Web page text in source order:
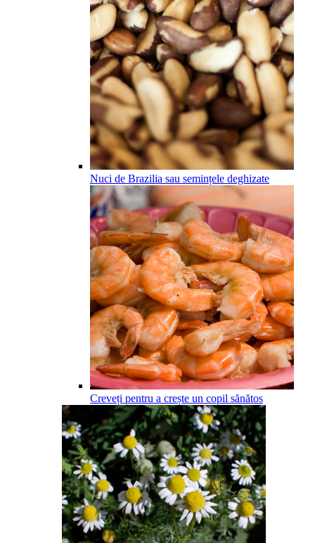
Nuci de Brazilia sau semințele deghizate
Creveți pentru a crește un copil sănătos